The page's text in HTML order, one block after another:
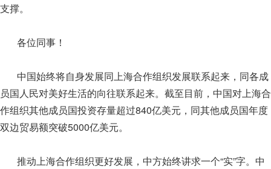
支撑。
各位同事！
中国始终将自身发展同上海合作组织发展联系起来，同各成
员国人民对美好生活的向往联系起来。截至目前，中国对上海合
作组织其他成员国投资存量超过840亿美元，同其他成员国年度
双边贸易额突破5000亿美元。
推动上海合作组织更好发展，中方始终讲求一个“实”字。中